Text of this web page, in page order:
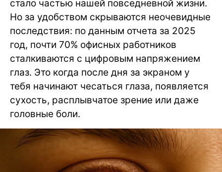
стало частью нашей повседневной жизни.
Но за удобством скрываются неочевидные
последствия: по данным отчета за 2025
год, почти 70% офисных работников
сталкиваются с цифровым напряжением
глаз. Это когда после дня за экраном у
тебя начинают чесаться глаза, появляется
сухость, расплывчатое зрение или даже
головные боли.